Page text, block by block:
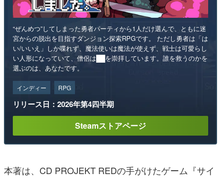
“ぜんめつ”してしまった勇者パーティから1人だけ選んで、ともに迷
宮からの脱出を目指すダンジョン探索RPGです。 ただし勇者は「は
い/いいえ」しか喋れず、魔法使いは魔法が使えず、戦士は可愛らし
い人形になっていて、僧侶は██を崇拝しています。誰を救うのかを
選ぶのは、あなたです。
インディー RPG
リリース日：2026年第4四半期
Steamストアページ
本著は、CD PROJEKT REDの手がけたゲーム『サイ